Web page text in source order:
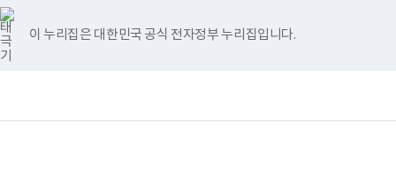
이 누리집은 대한민국 공식 전자정부 누리집입니다.
너
비
767px
이
하
검
메
홈
>
>